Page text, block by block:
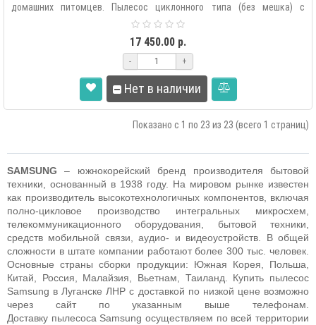
домашних питомцев. Пылесос циклонного типа (без мешка) с
17 450.00 р.
- +
Нет в наличии
Показано с 1 по 23 из 23 (всего 1 страниц)
SAMSUNG – южнокорейский бренд производителя бытовой
техники, основанный в 1938 году. На мировом рынке известен
как производитель высокотехнологичных компонентов, включая
полно-цикловое производство интегральных микросхем,
телекоммуникационного оборудования, бытовой техники,
средств мобильной связи, аудио- и видеоустройств. В общей
сложности в штате компании работают более 300 тыс. человек.
Основные страны сборки продукции: Южная Корея, Польша,
Китай, Россия, Малайзия, Вьетнам, Таиланд. Купить пылесос
Samsung в Луганске ЛНР с доставкой по низкой цене возможно
через сайт по указанным выше телефонам.
Доставку пылесоса Samsung осуществляем по всей территории